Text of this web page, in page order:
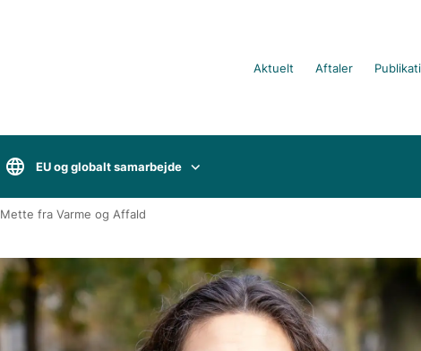
Aktuelt Aftaler
EU og globalt samarbejde
Mette fra Varme og Affald